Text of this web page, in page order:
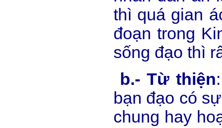
thì quá gian
đoạn trong
sống đạo thì
b.- Từ thiện
bạn đạo có
chung hay